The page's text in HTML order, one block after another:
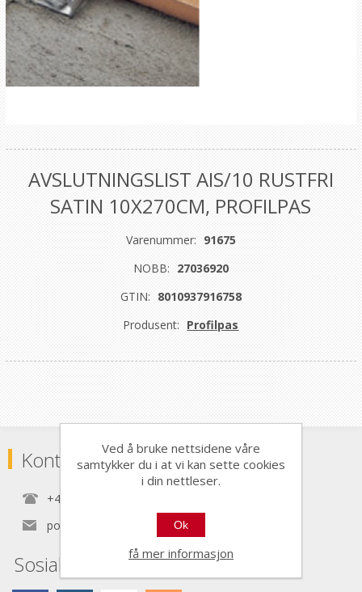
AVSLUTNINGSLIST AIS/10 RUSTFRI
SATIN 10X270CM, PROFILPAS
Varenummer: 91675
NOBB: 27036920
GTIN: 8010937916758
Produsent: Profilpas
Kontaktinformasjon
+47 22 30 40 70
post@nordictools.no
Sosiale medier
Ved å bruke nettsidene våre
samtykker du i at vi kan sette cookies
i din nettleser.
Ok
få mer informasjon